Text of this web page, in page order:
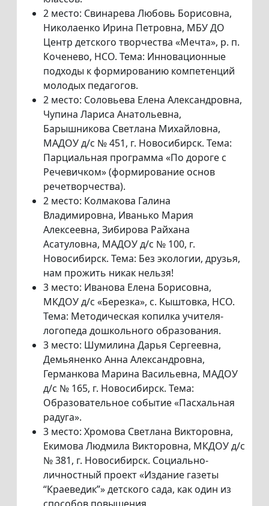
2 место: Свинарева Любовь Борисовна,
Николаенко Ирина Петровна, МБУ ДО
Центр детского творчества «Мечта», р. п.
Коченево, НСО. Тема: Инновационные
подходы к формированию компетенций
молодых педагогов.
2 место: Соловьева Елена Александровна,
Чупина Лариса Анатольевна,
Барышникова Светлана Михайловна,
МАДОУ д/с № 451, г. Новосибирск. Тема:
Парциальная программа «По дороге с
Речевичком» (формирование основ
речетворчества).
2 место: Колмакова Галина
Владимировна, Иванько Мария
Алексеевна, Зибирова Райхана
Асатуловна, МАДОУ д/с № 100, г.
Новосибирск. Тема: Без экологии, друзья,
нам прожить никак нельзя!
3 место: Иванова Елена Борисовна,
МКДОУ д/с «Березка», с. Кыштовка, НСО.
Тема: Методическая копилка учителя-
логопеда дошкольного образования.
3 место: Шумилина Дарья Сергеевна,
Демьяненко Анна Александровна,
Германкова Марина Васильевна, МАДОУ
д/с № 165, г. Новосибирск. Тема:
Образовательное событие «Пасхальная
радуга».
3 место: Хромова Светлана Викторовна,
Екимова Людмила Викторовна, МКДОУ д/с
№ 381, г. Новосибирск. Социально-
личностный проект «Издание газеты
“Краеведик”» детского сада, как один из